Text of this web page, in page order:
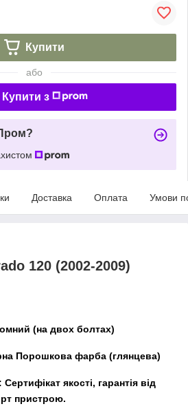
Купити
або
Купити з
Доставка Оплата Умови
120 (2002-2009)
(на двох болтах)
Порошкова фарба (глянцева)
Сертифікат якості, гарантія від
пристрою.